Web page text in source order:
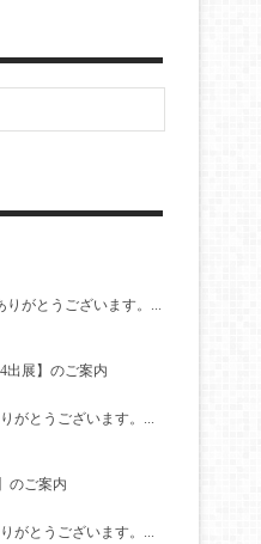
がとうございます。...
出展】のご案内
がとうございます。...
のご案内
がとうございます。...